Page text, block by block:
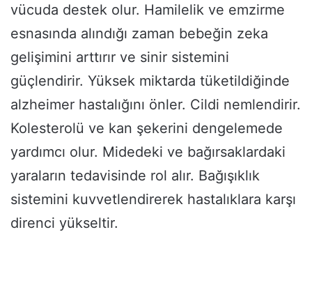
vücuda destek olur. Hamilelik ve emzirme
esnasında alındığı zaman bebeğin zeka
gelişimini arttırır ve sinir sistemini
güçlendirir. Yüksek miktarda tüketildiğinde
alzheimer hastalığını önler. Cildi nemlendirir.
Kolesterolü ve kan şekerini dengelemede
yardımcı olur. Midedeki ve bağırsaklardaki
yaraların tedavisinde rol alır. Bağışıklık
sistemini kuvvetlendirerek hastalıklara karşı
direnci yükseltir.